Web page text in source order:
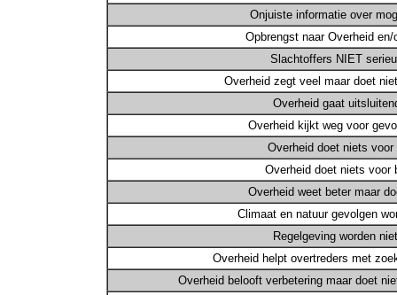
Onjuiste informatie over
Opbrengst naar Overheid
Slachtoffers NIET
Overheid zegt veel maar doet
Overheid gaat
Overheid kijkt weg voor
Overheid doet niets voor
Overheid doet niets voor
Overheid weet beter maar
Climaat en natuur gevolgen
Regelgeving worden
Overheid helpt overtreders met
Overheid belooft verbetering maar doet